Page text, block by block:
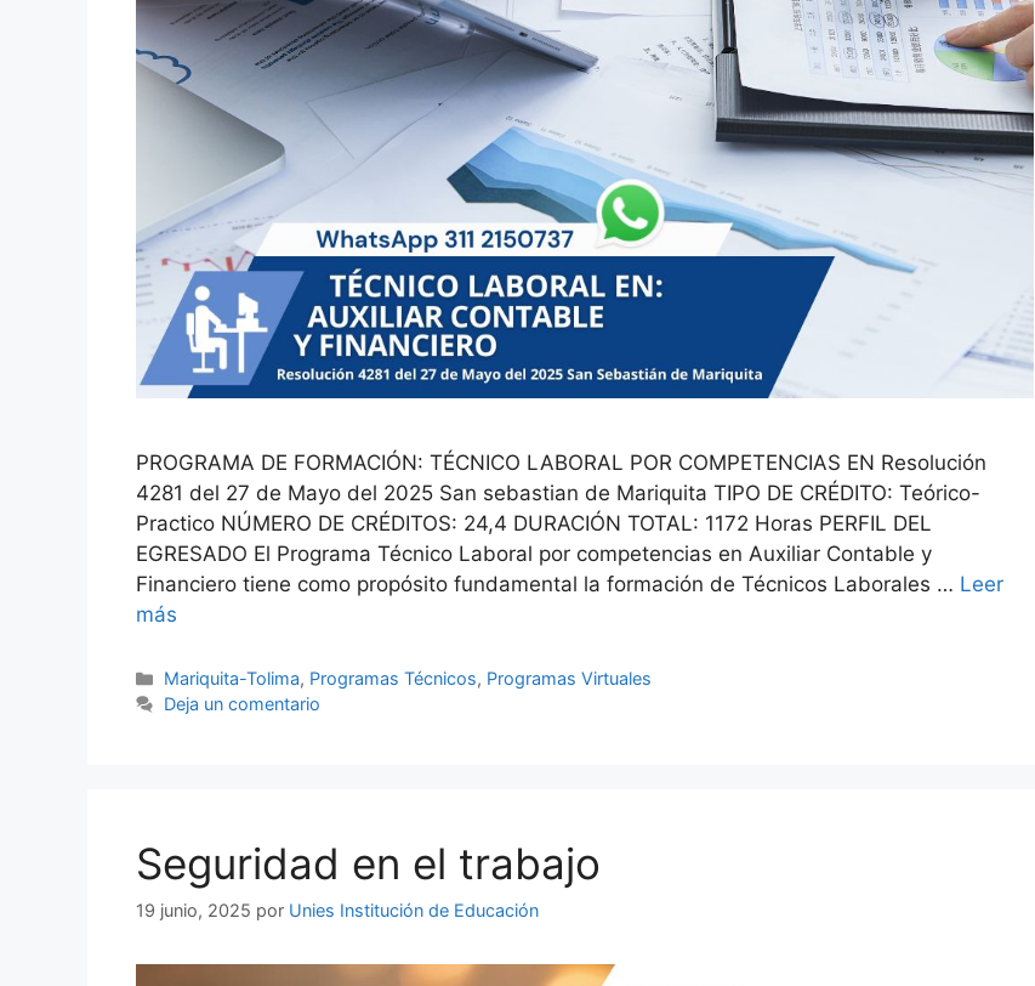
PROGRAMA DE FORMACIÓN: TÉCNICO LABORAL POR COMPETENCIAS EN Resolución
4281 del 27 de Mayo del 2025 San sebastian de Mariquita TIPO DE CRÉDITO: Teórico-
Practico NÚMERO DE CRÉDITOS: 24,4 DURACIÓN TOTAL: 1172 Horas PERFIL DEL
EGRESADO El Programa Técnico Laboral por competencias en Auxiliar Contable y
Financiero tiene como propósito fundamental la formación de Técnicos Laborales … Leer
más
Mariquita-Tolima, Programas Técnicos, Programas Virtuales
Deja un comentario
Seguridad en el trabajo
19 junio, 2025 por Unies Institución de Educación